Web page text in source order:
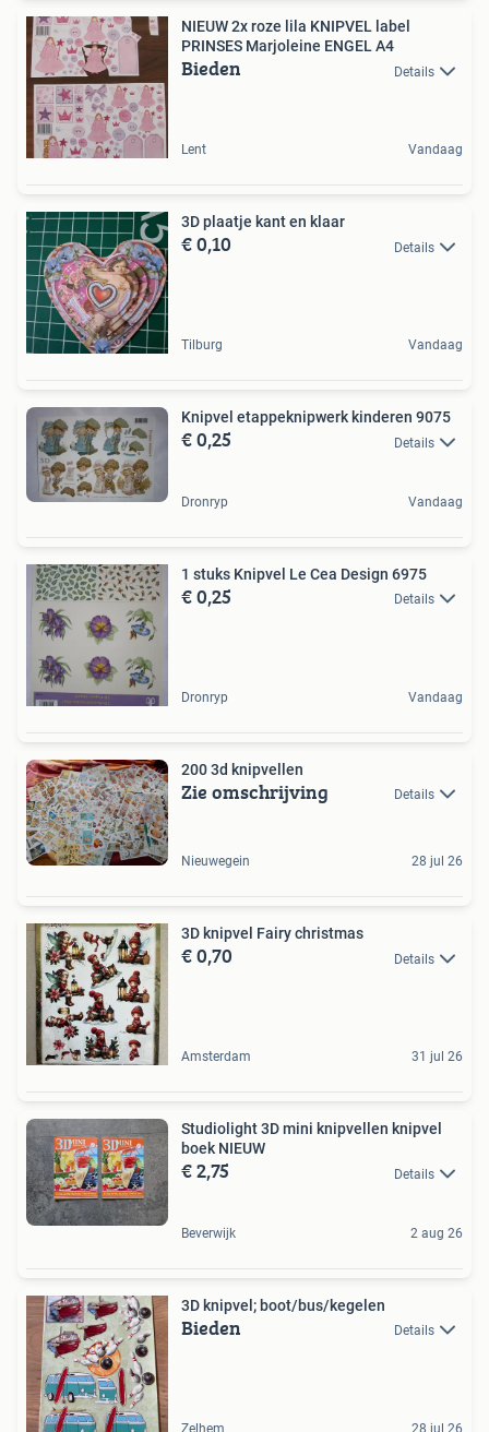
NIEUW 2x roze lila KNIPVEL label
PRINSES Marjoleine ENGEL A4
Bieden Details
Lent Vandaag
3D plaatje kant en klaar
€ 0,10 Details
Tilburg Vandaag
Knipvel etappeknipwerk kinderen 9075
€ 0,25 Details
Dronryp Vandaag
1 stuks Knipvel Le Cea Design 6975
€ 0,25 Details
Dronryp Vandaag
200 3d knipvellen
Zie omschrijving Details
Nieuwegein 28 jul 26
3D knipvel Fairy christmas
€ 0,70 Details
Amsterdam 31 jul 26
Studiolight 3D mini knipvellen knipvel
boek NIEUW
€ 2,75 Details
Beverwijk 2 aug 26
3D knipvel; boot/bus/kegelen
Bieden Details
Zelhem 28 jul 26